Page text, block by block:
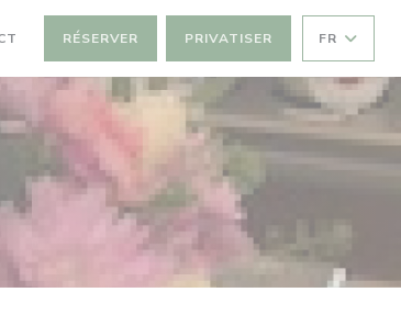
RÉSERVER PRIVATISER FR